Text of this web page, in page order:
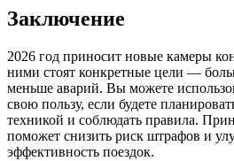
Заключение
2026 год приносит новые камеры
ними стоят конкретные цели —
меньше аварий. Вы можете
свою пользу, если будете
техникой и соблюдать правила.
поможет снизить риск штрафов и
эффективность поездок.